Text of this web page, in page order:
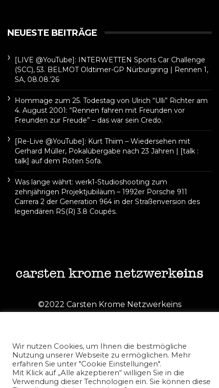
NEUESTE BEITRÄGE
[LIVE @YouTube]: INTERWETTEN Sports Car Challenge
(SCC), 53. BELMOT Oldtimer-GP Nürburgring | Rennen 1,
SA, 08.08.’26
Hommage zum 25. Todestag von Ulrich “Ulli” Richter am
4. August 2001: “Rennen fahren mit Freunden vor
Freunden zur Freude” – das war sein Credo.
[Re-Live @YouTube]: Kurt Thiim – Wiedersehen mit
Gerhard Müller, Pokalübergabe nach 23 Jahren | [talk :
talk] auf dem Roten Sofa.
Was lange währt: werk1-Studioshooting zum
zehnjährigen Projektjubiläum – 1992er Porsche 911
Carrera 2 der Generation 964 in der Straßenversion des
legendären RS(R) 3.8 Coupés.
©2022 Carsten Krome Netzwerkeins
Wir nutzen Cookies, um Ihnen die bestmögliche
Nutzung unserer Webseite zu ermöglichen. Mehr
erfahren Sie unter "Cookie Einstellungen".
Mit Klick auf „Alle akzeptieren“ willigen Sie in die
Verwendung dieser Technologien ein. Sie können diese